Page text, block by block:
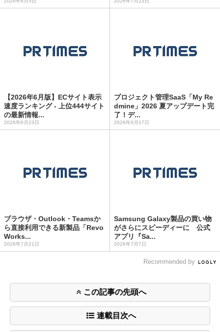
【2026年6月版】ECサイト表示
速度ランキング - 上位444サイト
の最新情報...
2026年6月23日
プロジェクト管理SaaS「My Re
dmine」2026 夏アップデート完
了！デ...
2026年6月17日
ブラウザ・Outlook・Teamsか
ら直接利用できる新製品「Revo
Works...
2026年7月21日
Samsung Galaxy製品の買い物
がさらにスピーディーに 公式
アプリ『Sa...
2026年7月7日
Recommended by
この記事の先頭へ
連載目次へ